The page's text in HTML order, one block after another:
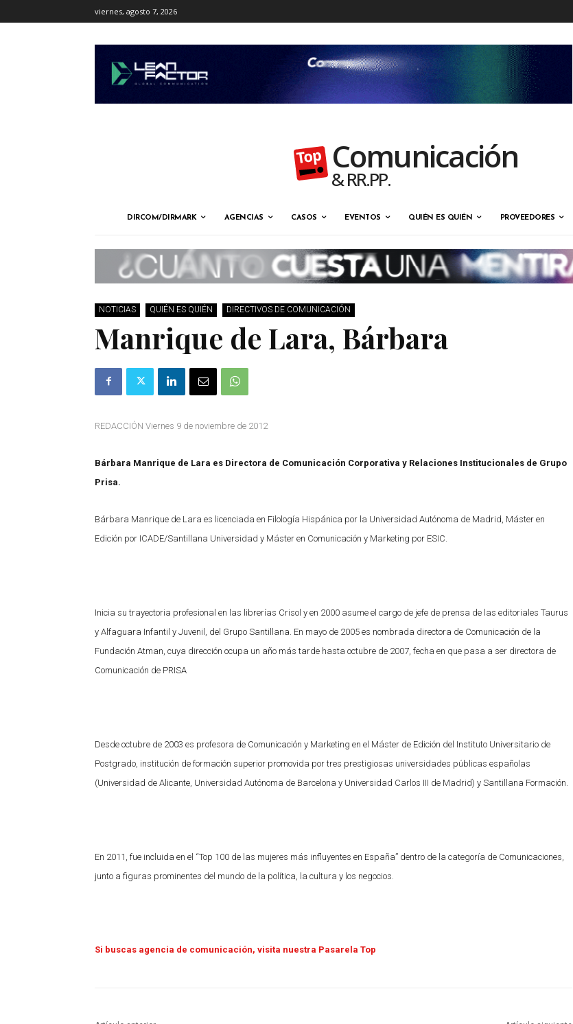
viernes, agosto 7, 2026
Comunicación
& RR.PP.
DIRCOM/DIRMARK AGENCIAS CASOS EVENTOS QUIÉN ES QUIÉN PROVEEDORES
NOTICIAS QUIÉN ES QUIÉN DIRECTIVOS DE COMUNICACIÓN
Manrique de Lara, Bárbara
REDACCIÓN Viernes 9 de noviembre de 2012
Bárbara Manrique de Lara es Directora de Comunicación Corporativa y Relaciones Institucionales de Grupo
Prisa.
Bárbara Manrique de Lara es licenciada en Filología Hispánica por la Universidad Autónoma de Madrid, Máster en
Edición por ICADE/Santillana Universidad y Máster en Comunicación y Marketing por ESIC.
Inicia su trayectoria profesional en las librerías Crisol y en 2000 asume el cargo de jefe de prensa de las editoriales Taurus
y Alfaguara Infantil y Juvenil, del Grupo Santillana. En mayo de 2005 es nombrada directora de Comunicación de la
Fundación Atman, cuya dirección ocupa un año más tarde hasta octubre de 2007, fecha en que pasa a ser directora de
Comunicación de PRISA
Desde octubre de 2003 es profesora de Comunicación y Marketing en el Máster de Edición del Instituto Universitario de
Postgrado, institución de formación superior promovida por tres prestigiosas universidades públicas españolas
(Universidad de Alicante, Universidad Autónoma de Barcelona y Universidad Carlos III de Madrid) y Santillana Formación.
En 2011, fue incluida en el “Top 100 de las mujeres más influyentes en España” dentro de la categoría de Comunicaciones,
junto a figuras prominentes del mundo de la política, la cultura y los negocios.
Si buscas agencia de comunicación, visita nuestra Pasarela Top